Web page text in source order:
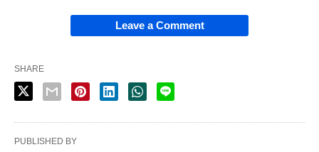
Leave a Comment
SHARE
PUBLISHED BY